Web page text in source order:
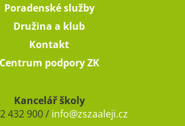
Poradenské služby
Družina a klub
Kontakt
Centrum podpory ZK
Kancelář školy
432 900 / info@zszaaleji.cz